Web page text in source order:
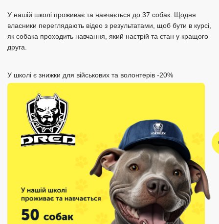
У нашій школі проживає та навчається до 37 собак. Щодня
власники переглядають відео з результатами, щоб бути в курсі,
як собака проходить навчання, який настрій та стан у кращого
друга.
У школі є знижки для військових та волонтерів -20%